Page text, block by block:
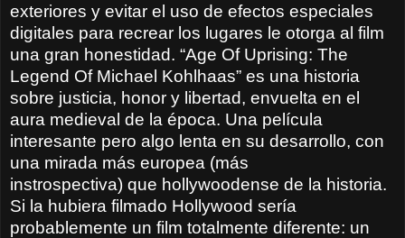
exteriores y evitar el uso de efectos especiales
digitales para recrear los lugares le otorga al film
una gran honestidad. “Age Of Uprising: The
Legend Of Michael Kohlhaas” es una historia
sobre justicia, honor y libertad, envuelta en el
aura medieval de la época. Una película
interesante pero algo lenta en su desarrollo, con
una mirada más europea (más
instrospectiva) que hollywoodense de la historia.
Si la hubiera filmado Hollywood sería
probablemente un film totalmente diferente: un